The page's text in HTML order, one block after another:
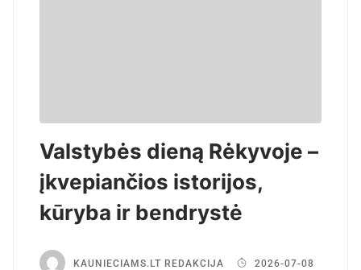
Valstybės dieną Rėkyvoje –
įkvepiančios istorijos,
kūryba ir bendrystė
KAUNIECIAMS.LT REDAKCIJA 2026-07-08